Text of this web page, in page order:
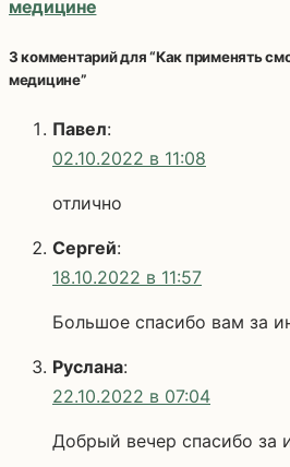
медицине
3 комментарий для “Как применять
медицине”
Павел:
02.10.2022 в 11:08
отлично
Сергей:
18.10.2022 в 11:57
Большое спасибо вам за
Руслана:
22.10.2022 в 07:04
Добрый вечер спасибо за